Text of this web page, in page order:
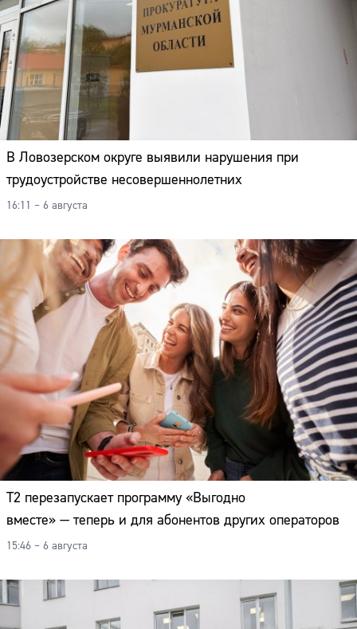
В Ловозерском округе выявили нарушения при
трудоустройстве несовершеннолетних
16:11 – 6 августа
Т2 перезапускает программу «Выгодно
вместе» — теперь и для абонентов других операторов
15:46 – 6 августа